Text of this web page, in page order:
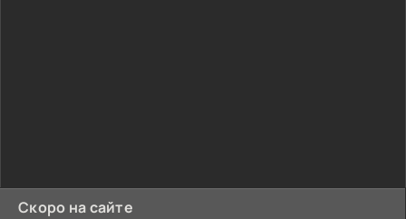
Скоро на сайте